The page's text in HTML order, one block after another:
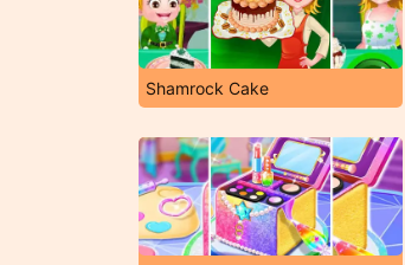
Shamrock Cake